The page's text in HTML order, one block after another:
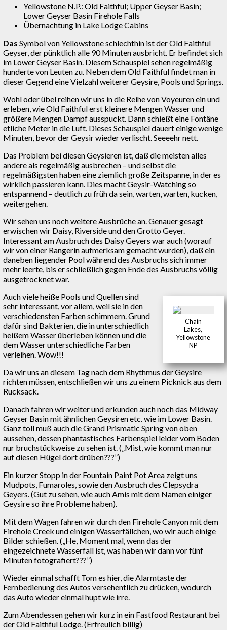
Yellowstone N.P.: Old Faithful; Upper Geyser Basin;
Lower Geyser Basin Firehole Falls
Übernachtung in Lake Lodge Cabins
Das Symbol von Yellowstone schlechthin ist der Old Faithful
Geyser, der pünktlich alle 90 Minuten ausbricht. Er befindet sich
im Lower Geyser Basin. Diesem Schauspiel sehen regelmäßig
hunderte von Leuten zu. Neben dem Old Faithful findet man in
dieser Gegend eine Vielzahl weiterer Geysire, Pools und Springs.
Wohl oder übel reihen wir uns in die Reihe von Voyeuren ein und
erleben, wie Old Faithful erst kleinere Mengen Wasser und
größere Mengen Dampf ausspuckt. Dann schießt eine Fontäne
etliche Meter in die Luft. Dieses Schauspiel dauert einige wenige
Minuten, bevor der Geysir wieder verlischt. Seeeehr nett.
Das Problem bei diesen Geysieren ist, daß die meisten alles
andere als regelmäßig ausbrechen – und selbst die
regelmäßigsten haben eine ziemlich große Zeitspanne, in der es
wirklich passieren kann. Dies macht Geysir-Watching so
entspannend – deutlich zu früh da sein, warten, warten, kucken,
weitergehen.
Wir sehen uns noch weitere Ausbrüche an. Genauer gesagt
erwischen wir Daisy, Riverside und den Grotto Geyer.
Interessant am Ausbruch des Daisy Geyers war auch (worauf
wir von einer Rangerin aufmerksam gemacht wurden), daß ein
daneben liegender Pool während des Ausbruchs sich immer
mehr leerte, bis er schließlich gegen Ende des Ausbruchs völlig
ausgetrocknet war.
Chain
Lakes,
Yellowstone
NP
Auch viele heiße Pools und Quellen sind
sehr interessant, vor allem, weil sie in den
verschiedensten Farben schimmern. Grund
dafür sind Bakterien, die in unterschiedlich
heißem Wasser überleben können und die
dem Wasser unterschiedliche Farben
verleihen. Wow!!!
Da wir uns an diesem Tag nach dem Rhythmus der Geysire
richten müssen, entschließen wir uns zu einem Picknick aus dem
Rucksack.
Danach fahren wir weiter und erkunden auch noch das Midway
Geyser Basin mit ähnlichen Geysiren etc. wie im Lower Basin.
Ganz toll muß auch die Grand Prismatic Spring von oben
aussehen, dessen phantastisches Farbenspiel leider vom Boden
nur bruchstückweise zu sehen ist. („Mist, wie kommt man nur
auf diesen Hügel dort drüben???”)
Ein kurzer Stopp in der Fountain Paint Pot Area zeigt uns
Mudpots, Fumaroles, sowie den Ausbruch des Clepsydra
Geyers. (Gut zu sehen, wie auch Amis mit dem Namen einiger
Geysire so ihre Probleme haben).
Mit dem Wagen fahren wir durch den Firehole Canyon mit dem
Firehole Creek und einigen Wasserfällchen, wo wir auch einige
Bilder schießen. („He, Moment mal, wenn das der
eingezeichnete Wasserfall ist, was haben wir dann vor fünf
Minuten fotografiert???”)
Wieder einmal schafft Tom es hier, die Alarmtaste der
Fernbedienung des Autos versehentlich zu drücken, wodurch
das Auto wieder einmal hupt wie irre.
Zum Abendessen gehen wir kurz in ein Fastfood Restaurant bei
der Old Faithful Lodge. (Erfreulich billig)